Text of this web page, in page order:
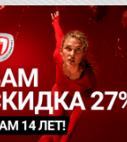
у нас, а